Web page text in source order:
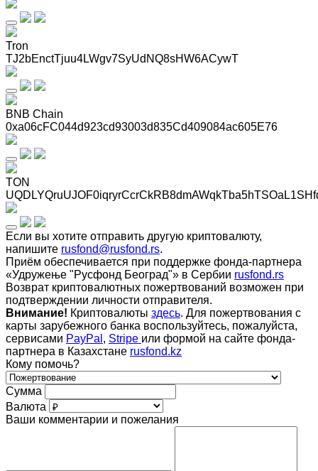
Tron
TJ2bEnctTjuu4LWgv7SyUdNQ8sHW6ACywT
BNB Chain
0xa06cFC044d923cd93003d835Cd409084ac605E76
TON
Если вы хотите отправить другую криптовалюту,
напишите rusfond@rusfond.rs.
Приём обеспечивается при поддержке фонда-партнера
«Удружење "Русфонд Београд"» в Сербии rusfond.rs
Возврат криптовалютных пожертвований возможен при
подтверждении личности отправителя.
Внимание! Криптовалюты здесь. Для пожертвования с
карты зарубежного банка воспользуйтесь, пожалуйста,
сервисами PayPal , Stripe или формой на сайте фонда-
партнера в Казахстане rusfond.kz
Кому помочь?
Сумма
Валюта
Ваши комментарии и пожелания